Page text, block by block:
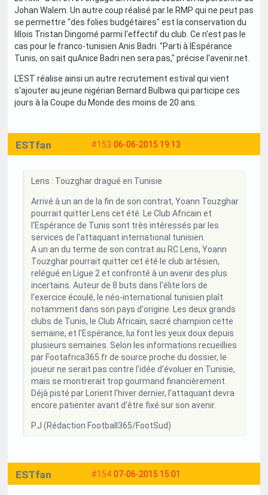
Johan Walem. Un autre coup réalisé par le RMP qui ne peut pas
se permettre "des folies budgétaires" est la conservation du
lillois Tristan Dingomé parmi l'effectif du club. Ce n'est pas le
cas pour le franco-tunisien Anis Badri. "Parti à lEspérance
Tunis, on sait quAnice Badri nen sera pas," précise l'avenir.net.
L'EST réalise ainsi un autre recrutement estival qui vient
s'ajouter au jeune nigérian Bernard Bulbwa qui participe ces
jours à la Coupe du Monde des moins de 20 ans.
#153 06-06-2015 19:13
ESTfan
Lens : Touzghar dragué en Tunisie
Arrivé à un an de la fin de son contrat, Yoann Touzghar
pourrait quitter Lens cet été. Le Club Africain et
l'Espérance de Tunis sont très intéressés par les
services de l'attaquant international tunisien.
A un an du terme de son contrat au RC Lens, Yoann
Touzghar pourrait quitter cet été le club artésien,
relégué en Ligue 2 et confronté à un avenir des plus
incertains. Auteur de 8 buts dans l'élite lors de
l'exercice écoulé, le néo-international tunisien plaît
notamment dans son pays d'origine. Les deux grands
clubs de Tunis, le Club Africain, sacré champion cette
semaine, et l'Espérance, lui font les yeux doux depuis
plusieurs semaines. Selon les informations recueillies
par Footafrica365.fr de source proche du dossier, le
joueur ne serait pas contre l'idée d'évoluer en Tunisie,
mais se montrerait trop gourmand financièrement.
Déjà pisté par Lorient l'hiver dernier, l'attaquant devra
encore patienter avant d'être fixé sur son avenir.
P.J (Rédaction Football365/FootSud)
#154 07-06-2015 15:01
ESTfan